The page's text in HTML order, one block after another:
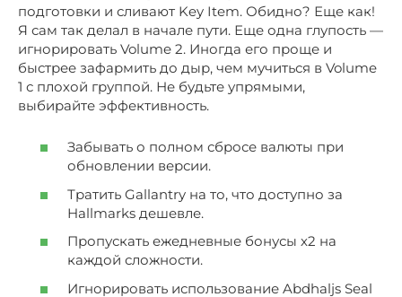
подготовки и сливают Key Item. Обидно? Еще как!
Я сам так делал в начале пути. Еще одна глупость —
игнорировать Volume 2. Иногда его проще и
быстрее зафармить до дыр, чем мучиться в Volume
1 с плохой группой. Не будьте упрямыми,
выбирайте эффективность.
Забывать о полном сбросе валюты при
обновлении версии.
Тратить Gallantry на то, что доступно за
Hallmarks дешевле.
Пропускать ежедневные бонусы х2 на
каждой сложности.
Игнорировать использование Abdhaljs Seal